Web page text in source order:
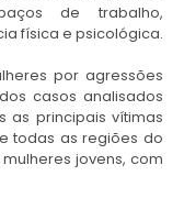
de trabalho,
física e psicológica.
por agressões
casos analisados
as principais vítimas
todas as regiões do
jovens, com